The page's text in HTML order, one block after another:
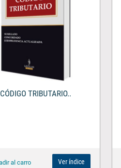
CÓDIGO TRIBUTARIO..
Ver índice